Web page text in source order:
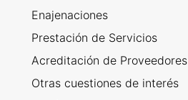
Enajenaciones
Prestación de Servicios
Acreditación de Proveedores
Otras cuestiones de interés